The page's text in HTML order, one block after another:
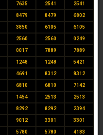
7635 2541 2541
8479 8479 6802
3850 6105 6105
2560 2560 0249
0017 7889 7889
1248 1248 5421
4691 8312 8312
6810 6810 7142
1454 2513 2513
8292 8292 2394
9012 3301 3301
5780 5780 4183